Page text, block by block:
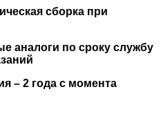
сборка при
аналоги по сроку службу
– 2 года с момента